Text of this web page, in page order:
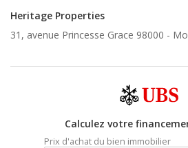
Heritage Properties
31, avenue Princesse Grace 98000 -
Calculez votre
Prix d'achat du bien immobilier